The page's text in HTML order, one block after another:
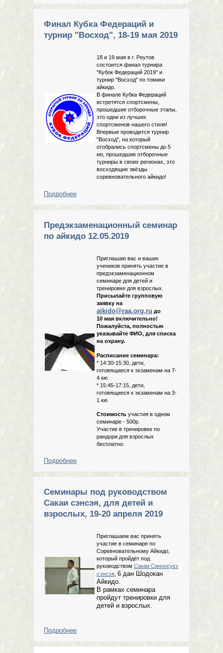
Финал Кубка Федераций и
турнир "Восход", 18-19 мая 2019
18 и 19 мая в г. Реутов
состоится финал турнира
"Кубок Федераций 2019" и
турнир "Восход" по томики
айкидо.
В финале Кубка Федераций
встретятся спортсмены,
прошедшие отборочные этапы,
это одни из лучших
спортсменов нашего стиля!
Впервые проводится турнир
"Восход", на который
отобрались спортсмены до 5
кю, прошедшие отборочные
турниры в своих регионах, это
восходящие звёзды
соревновательного айкидо!
Подробнее
"Восход", 18-19 мая 2019
Предэкзаменационный семинар
по айкидо 12.05.2019
Приглашаю вас и ваших
учеников принять участие в
предэкзаменационном
семинаре для детей и
тренировке для взрослых.
Присылайте групповую
заявку на
aikido@raa.org.ru до
10 мая включительно!
Пожалуйста, полностью
указывайте ФИО, для списка
на охрану.
Расписание семинара:
* 14:30-15:30, дети,
готовящиеся к экзаменам на 7-
4 кю
* 15:45-17:15, дети,
готовящиеся к экзаменам на 3-
1 кю
Стоимость участия в одном
семинаре - 500р.
Участие в тренировке по
рандори для взрослых
бесплатно.
Подробнее
айкидо 12.05.2019
Семинары под руководством
Сакаи сэнсэя, для детей и
взрослых, 19-20 апреля 2019
Приглашаем вас принять
участие в семинаре по
Соревновательному Айкидо,
который пройдёт под
руководством Сакаи Синносукэ
сэнсэя 6 дан Шодокан
Айкидо.
В рамках семинара
пройдут тренировки для
детей и взрослых.
Подробнее
Сакаи сэнсэя, для детей и